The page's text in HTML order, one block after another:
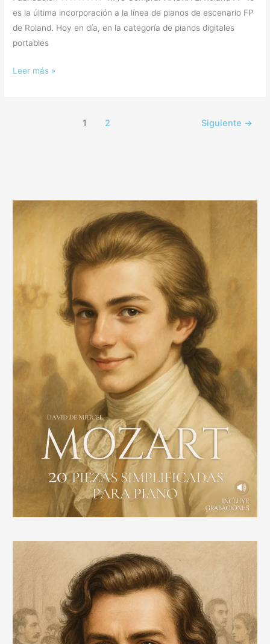
es la última incorporación a la línea de pianos de escenario FP
de Roland. Hoy en día, en la categoría de pianos digitales
portables
Leer más »
1 2 Siguiente →